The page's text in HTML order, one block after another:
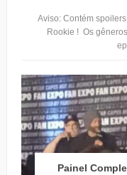
Aviso: Contém
Rookie ! Os
Painel